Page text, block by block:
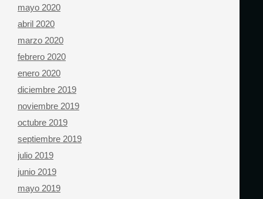
mayo 2020
abril 2020
marzo 2020
febrero 2020
enero 2020
diciembre 2019
noviembre 2019
octubre 2019
septiembre 2019
julio 2019
junio 2019
mayo 2019